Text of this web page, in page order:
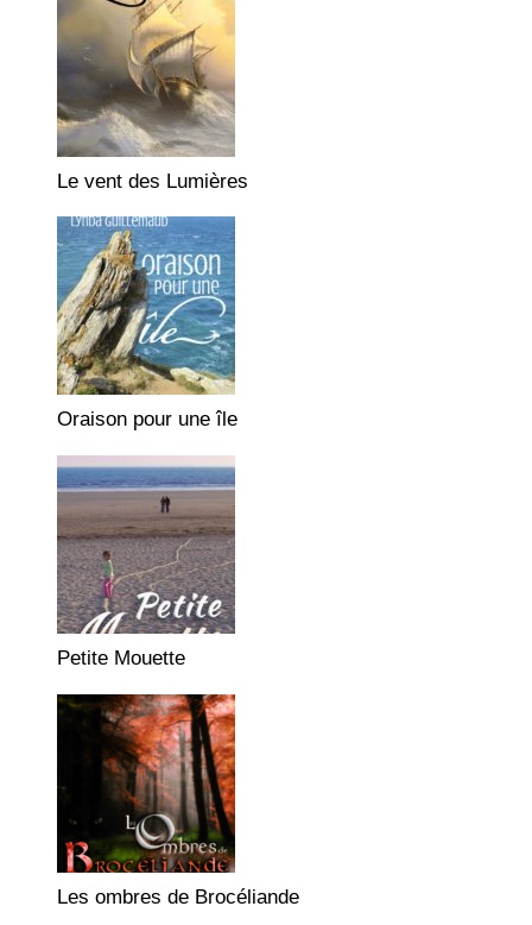
Le vent des Lumières
Oraison pour une île
Petite Mouette
Les ombres de Brocéliande